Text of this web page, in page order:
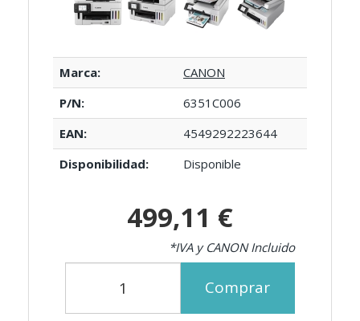
Marca:
CANON
P/N:
6351C006
EAN:
4549292223644
Disponibilidad:
Disponible
499,11 €
*IVA y CANON Incluido
Comprar